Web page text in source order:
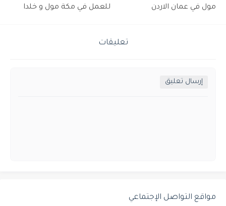
مول في عمان الاردن
للعمل في مكة مول و خلدا
تعليقات
إرسال تعليق
مواقع التواصل الإجتماعي